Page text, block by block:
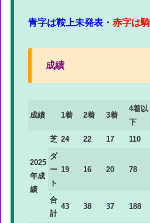
青字は鞍上未発表 ・赤字は
成績
成績 1着 2着 3着
4着以
下
2025
年成
績
芝 24 22 17 110
ダ
ー
ト
19 16 20 78
合
計
43 38 37 188